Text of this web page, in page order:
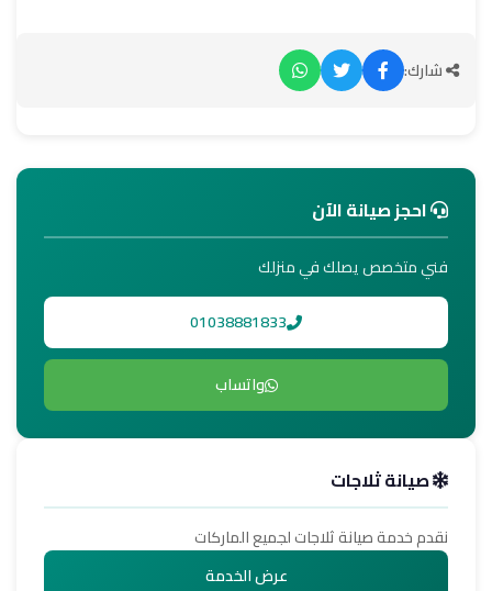
شارك:
احجز صيانة الآن
فني متخصص يصلك في منزلك
01038881833
واتساب
صيانة ثلاجات
نقدم خدمة صيانة ثلاجات لجميع الماركات
عرض الخدمة